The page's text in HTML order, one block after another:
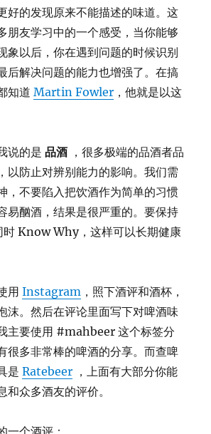
好的发现原来不能描述的味道。这
朋友学习中的一个感受，当你能够
象以后，你在遇到问题的时候识别
后解决问题的能力也增强了。在搞
知道Martin Fowler ，他就是以这
说的是品酒 ，很多极端的品酒者品
以防止对辨别能力的影响。我们需
，不要陷入把饮酒作为简单的习惯
易酗酒，结果是很严重的。要保持
Know Why，这样可以长期健康
用Instagram ，照下酒评和酒杯，
沫。然后在评论里面写下对啤酒味
主要使用 #mahbeer 这个标签分
很多非常棒的啤酒的分享。而查啤
是Ratebeer ，上面有大部分你能
和众多酒友的评价。
一个酒评：